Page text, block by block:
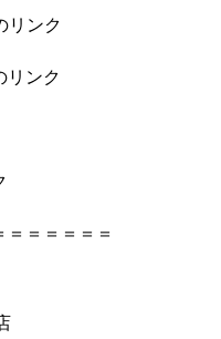
リンク
リンク
＝＝＝＝＝＝